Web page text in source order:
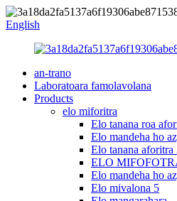
English
an-trano
Laboratoara famolavolana
Products
elo miforitra
Elo tanana roa
Elo mandeha ho
Elo tanana aforitra
ELO
Elo mandeha ho
Elo mivalona 5